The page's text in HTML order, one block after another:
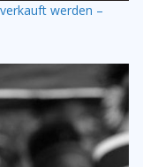
werden –